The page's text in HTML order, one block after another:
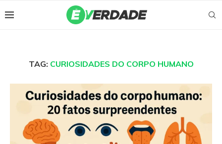
TAG: CURIOSIDADES DO CORPO HUMANO